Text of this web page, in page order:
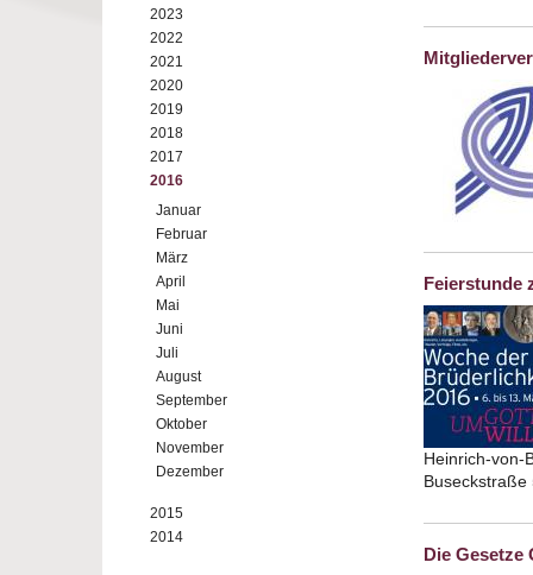
2023
2022
2021
2020
2019
2018
2017
2016
Januar
Februar
März
April
Mai
Juni
Juli
August
September
Oktober
November
Dezember
2015
2014
Feierstunde
Heinrich-von-
Die Gesetze